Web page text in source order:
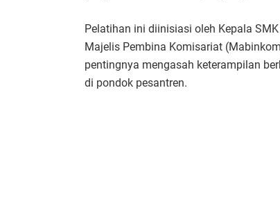
Pelatihan ini diinisiasi oleh Kepala
Majelis Pembina Komisariat
pentingnya mengasah keterampilan
di pondok pesantren.